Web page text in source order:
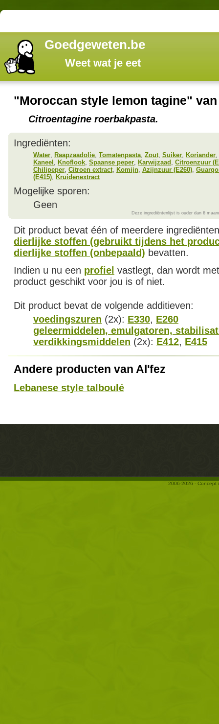
Goedgeweten.be
Weet wat je eet
"Moroccan style lemon tagine"
Citroentagine roerbakpasta.
Ingrediënten:
Water Raapzaadolie Tomatenpasta Zout Suiker Koriander
Kaneel Knoflook Spaanse peper Karwijzaad Citroenzuur
Chilipeper Citroen extract Komijn Azijnzuur (E260)
(E415) Kruidenextract
Mogelijke sporen:
Geen
Deze ingrediëntenlijst is ouder dan 6
Dit product bevat één of meerdere
dierlijke stoffen (gebruikt tijdens het
dierlijke stoffen (onbepaald) bevatten.
Indien u nu een profiel vastlegt, dan wordt
product geschikt voor jou is of niet.
Dit product bevat de volgende additieven:
voedingszuren (2x): E330, E260
geleermiddelen, emulgatoren,
verdikkingsmiddelen (2x): E412, E415
Andere producten van Al'fez
Lebanese style talboulé
2006-2026 - Concept